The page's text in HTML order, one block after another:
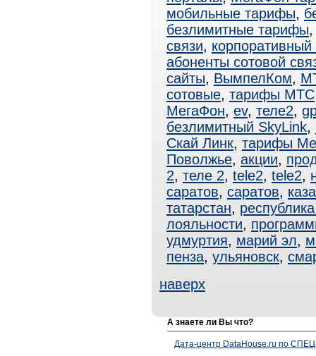
мобильные тарифы,
безлимитные тарифы
связи,
абоненты сотовой
сайты, ВымпелКом,
сотовые, тарифы МТС
МегаФон, ev, теле2,
безлимитный SkyLink,
Скай Линк, тарифы
Поволжье, акции,
2, теле 2, tele2, tele2,
саратов, саратов,
татарстан,
лояльности,
удмуртия, марий эл,
пенза, ульяновск,
наверх
А знаете ли Вы что?
Дата-центр DataHouse.ru по